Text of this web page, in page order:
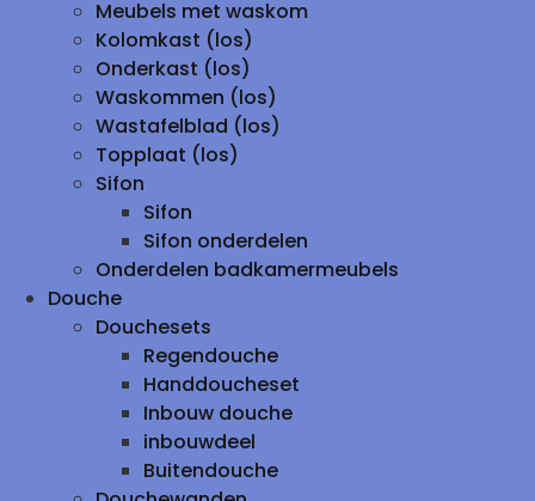
Meubels met waskom
Kolomkast (los)
Onderkast (los)
Waskommen (los)
Wastafelblad (los)
Topplaat (los)
Sifon
Sifon
Sifon onderdelen
Onderdelen badkamermeubels
Douche
Douchesets
Regendouche
Handdoucheset
Inbouw douche
inbouwdeel
Buitendouche